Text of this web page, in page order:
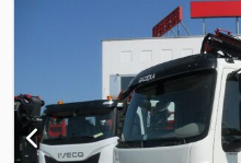
, Τοποθεσία
υπερκατασκευή, καταπακτή.
τύπου City για ανύψωση με
m³, έτος κατασκευής άγνωστο
τύπου. Εσωτερικός
ΕΞΟΠΛΙΣΜΟ ΔΕΝ ΕΧΟΥΝ
ενδιάμεση πώληση και λάθη!